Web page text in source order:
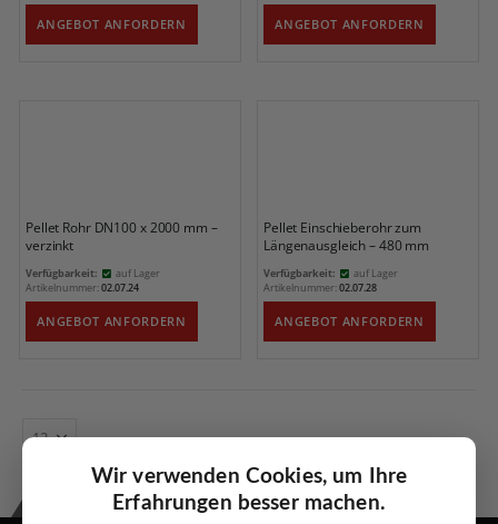
Wir verwenden Cookies, um Ihre
Erfahrungen besser machen.
ANGEBOT ANFORDERN ANGEBOT ANFORDERN
Pellet Rohr DN100 x 2000 mm –
verzinkt
Verfügbarkeit:
auf Lager
Artikelnummer:02.07.24
ANGEBOT ANFORDERN
Pellet Einschieberohr zum
Längenausgleich – 480 mm
Verfügbarkeit:
auf Lager
Artikelnummer:02.07.28
ANGEBOT ANFORDERN